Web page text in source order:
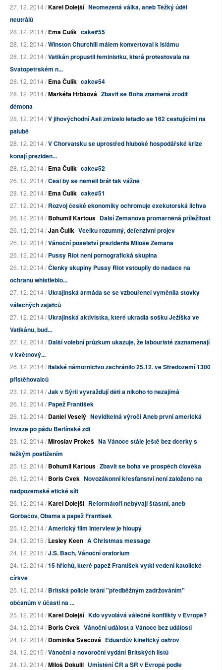
27. 12. 2014 /Karel Dolejší Neomezená válka, aneb Těžký úděl
neutrálů
28. 12. 2014 /Ema Čulík cake#55
28. 12. 2014 /Winston Churchill málem konvertoval k islámu
28. 12. 2014 /Vatikán propustil feministku, která protestovala na
Svatopetrském n...
28. 12. 2014 /Ema Čulík cake#54
28. 12. 2014 /Markéta Hrbková Zbavit se Boha znamená zrodit
démona
28. 12. 2014 /V jihovýchodní Asii zmizelo letadlo se 162 cestujícími na
palubě
28. 12. 2014 /V Chorvatsku se uprostřed hluboké hospodářské krize
konají preziden...
28. 12. 2014 /Ema Čulík cake#52
26. 12. 2014 /Češi by se neměli brát tak vážně
28. 12. 2014 /Ema Čulík cake#51
27. 12. 2014 /Rozvoj české ekonomiky ochromuje exekutorská lichva
26. 12. 2014 /Bohumil Kartous Další Zemanova promarněná příležitost
26. 12. 2014 /Jan Čulík Vcelku rozumný, defenzivní projev
26. 12. 2014 /Vánoční poselství prezidenta Miloše Zemana
26. 12. 2014 /Pussy Riot není pornografická skupina
26. 12. 2014 /Členky skupiny Pussy Riot vstoupily do nadace na
ochranu whistleblo...
27. 12. 2014 /Ukrajinská armáda se se vzbouřenci vyměnila stovky
válečných zajatců
27. 12. 2014 /Ukrajinská aktivistka, které ukradla sošku Ježíška ve
Vatikánu, bud...
27. 12. 2014 /Další volební průzkum ukazuje, že labouristé zaznamenají
v květnový...
26. 12. 2014 /Italské námořnictvo zachránilo 25.12. ve Středozemí 1300
přistěhovalců
23. 12. 2014 /Jak v Sýrii vyvražďují děti a nikoho to nezajímá
26. 12. 2014 /Papež František
26. 12. 2014 /Daniel Veselý Neviditelná výročí Aneb první americká
invaze po pádu Berlínské zdi
23. 12. 2014 /Miroslav Prokeš Na Vánoce stále ještě bez dcerky s
těžkým postižením
25. 12. 2014 /Bohumil Kartous Zbavit se boha ve prospěch člověka
26. 12. 2014 /Boris Cvek Novozákonní křesťanství není založeno na
nadpozemské etické síti
26. 12. 2014 /Karel Dolejší Reformátoři nebývají šťastní, aneb
Gorbačov, Obama a papež František
25. 12. 2014 /Americký film Interview je hloupý
24. 12. 2015 /Lesley Keen A Christmas message
24. 12. 2015 /J.S. Bach, Vánoční oratorium
24. 12. 2014 /15 hříchů, které papež František vytkl vedení katolické
církve
25. 12. 2014 /Britská policie brání "předběžným zadržováním"
občanům v účasti na ...
25. 12. 2014 /Karel Dolejší Kdo vyvolává válečné konflikty v Evropě?
24. 12. 2014 /Boris Cvek Vánoční událost a Vánoce bez události
24. 12. 2014 /Dominika Švecová Eduardův kinetický ostrov
24. 12. 2015 /Vánoční a novoroční vydání Britských listů
24. 12. 2014 /Miloš Dokulil Umístění ČR a SR v Evropě podle